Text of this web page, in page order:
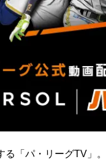
「パ・リーグTV」。